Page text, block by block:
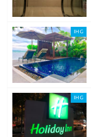
IHG
IHG